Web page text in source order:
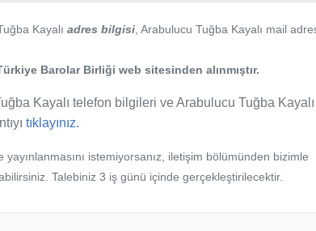
Kayalı adres bilgisi , Arabulucu Tuğba Kayalı mail
Barolar Birliği web sitesinden alınmıştır.
Kayalı telefon bilgileri ve Arabulucu Tuğba Kayalı
tıklayınız.
istemiyorsanız, iletişim bölümünden bizimle
Talebiniz 3 iş günü içinde gerçekleştirilecektir.